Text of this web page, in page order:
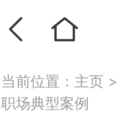
当前位置： 主页 >
职场典型案例